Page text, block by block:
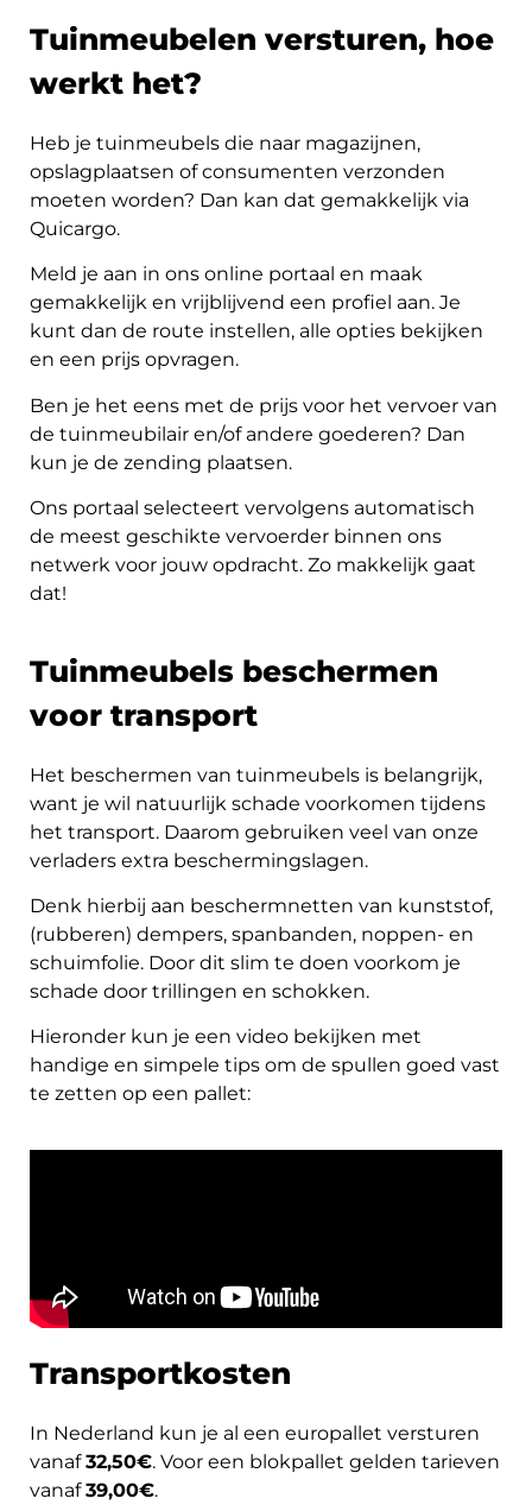
Nederlands
Inloggen
Aanmelden
Tuinmeubelen versturen, hoe
werkt het?
Heb je tuinmeubels die naar magazijnen,
opslagplaatsen of consumenten verzonden
moeten worden? Dan kan dat gemakkelijk via
Quicargo.
Meld je aan in ons online portaal en maak
gemakkelijk en vrijblijvend een profiel aan. Je
kunt dan de route instellen, alle opties bekijken
en een prijs opvragen.
Ben je het eens met de prijs voor het vervoer van
de tuinmeubilair en/of andere goederen? Dan
kun je de zending plaatsen.
Ons portaal selecteert vervolgens automatisch
de meest geschikte vervoerder binnen ons
netwerk voor jouw opdracht. Zo makkelijk gaat
dat!
Tuinmeubels beschermen
voor transport
Het beschermen van tuinmeubels is belangrijk,
want je wil natuurlijk schade voorkomen tijdens
het transport. Daarom gebruiken veel van onze
verladers extra beschermingslagen.
Denk hierbij aan beschermnetten van kunststof,
(rubberen) dempers, spanbanden, noppen- en
schuimfolie. Door dit slim te doen voorkom je
schade door trillingen en schokken.
Hieronder kun je een video bekijken met
handige en simpele tips om de spullen goed vast
te zetten op een pallet:
Transportkosten
In Nederland kun je al een europallet versturen
vanaf32,50€. Voor een blokpallet gelden tarieven
vanaf39,00€.